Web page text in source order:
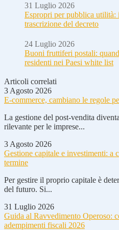
31 Luglio 2026
Espropri per pubblica utilità:
trascrizione del decreto
24 Luglio 2026
Buoni fruttiferi postali:
residenti nei Paesi white list
Articoli correlati
3 Agosto 2026
E-commerce, cambiano le regole
La gestione del post-vendita
rilevante per le imprese...
3 Agosto 2026
Gestione capitale e investimenti: a
termine
Per gestire il proprio capitale è
del futuro. Si...
31 Luglio 2026
Guida al Ravvedimento Operoso:
adempimenti fiscali 2026